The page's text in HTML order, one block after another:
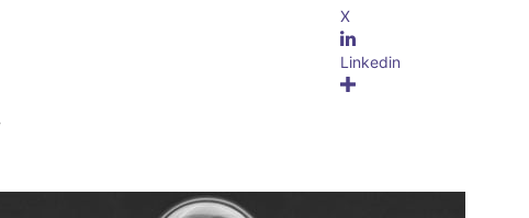
X
Linkedin